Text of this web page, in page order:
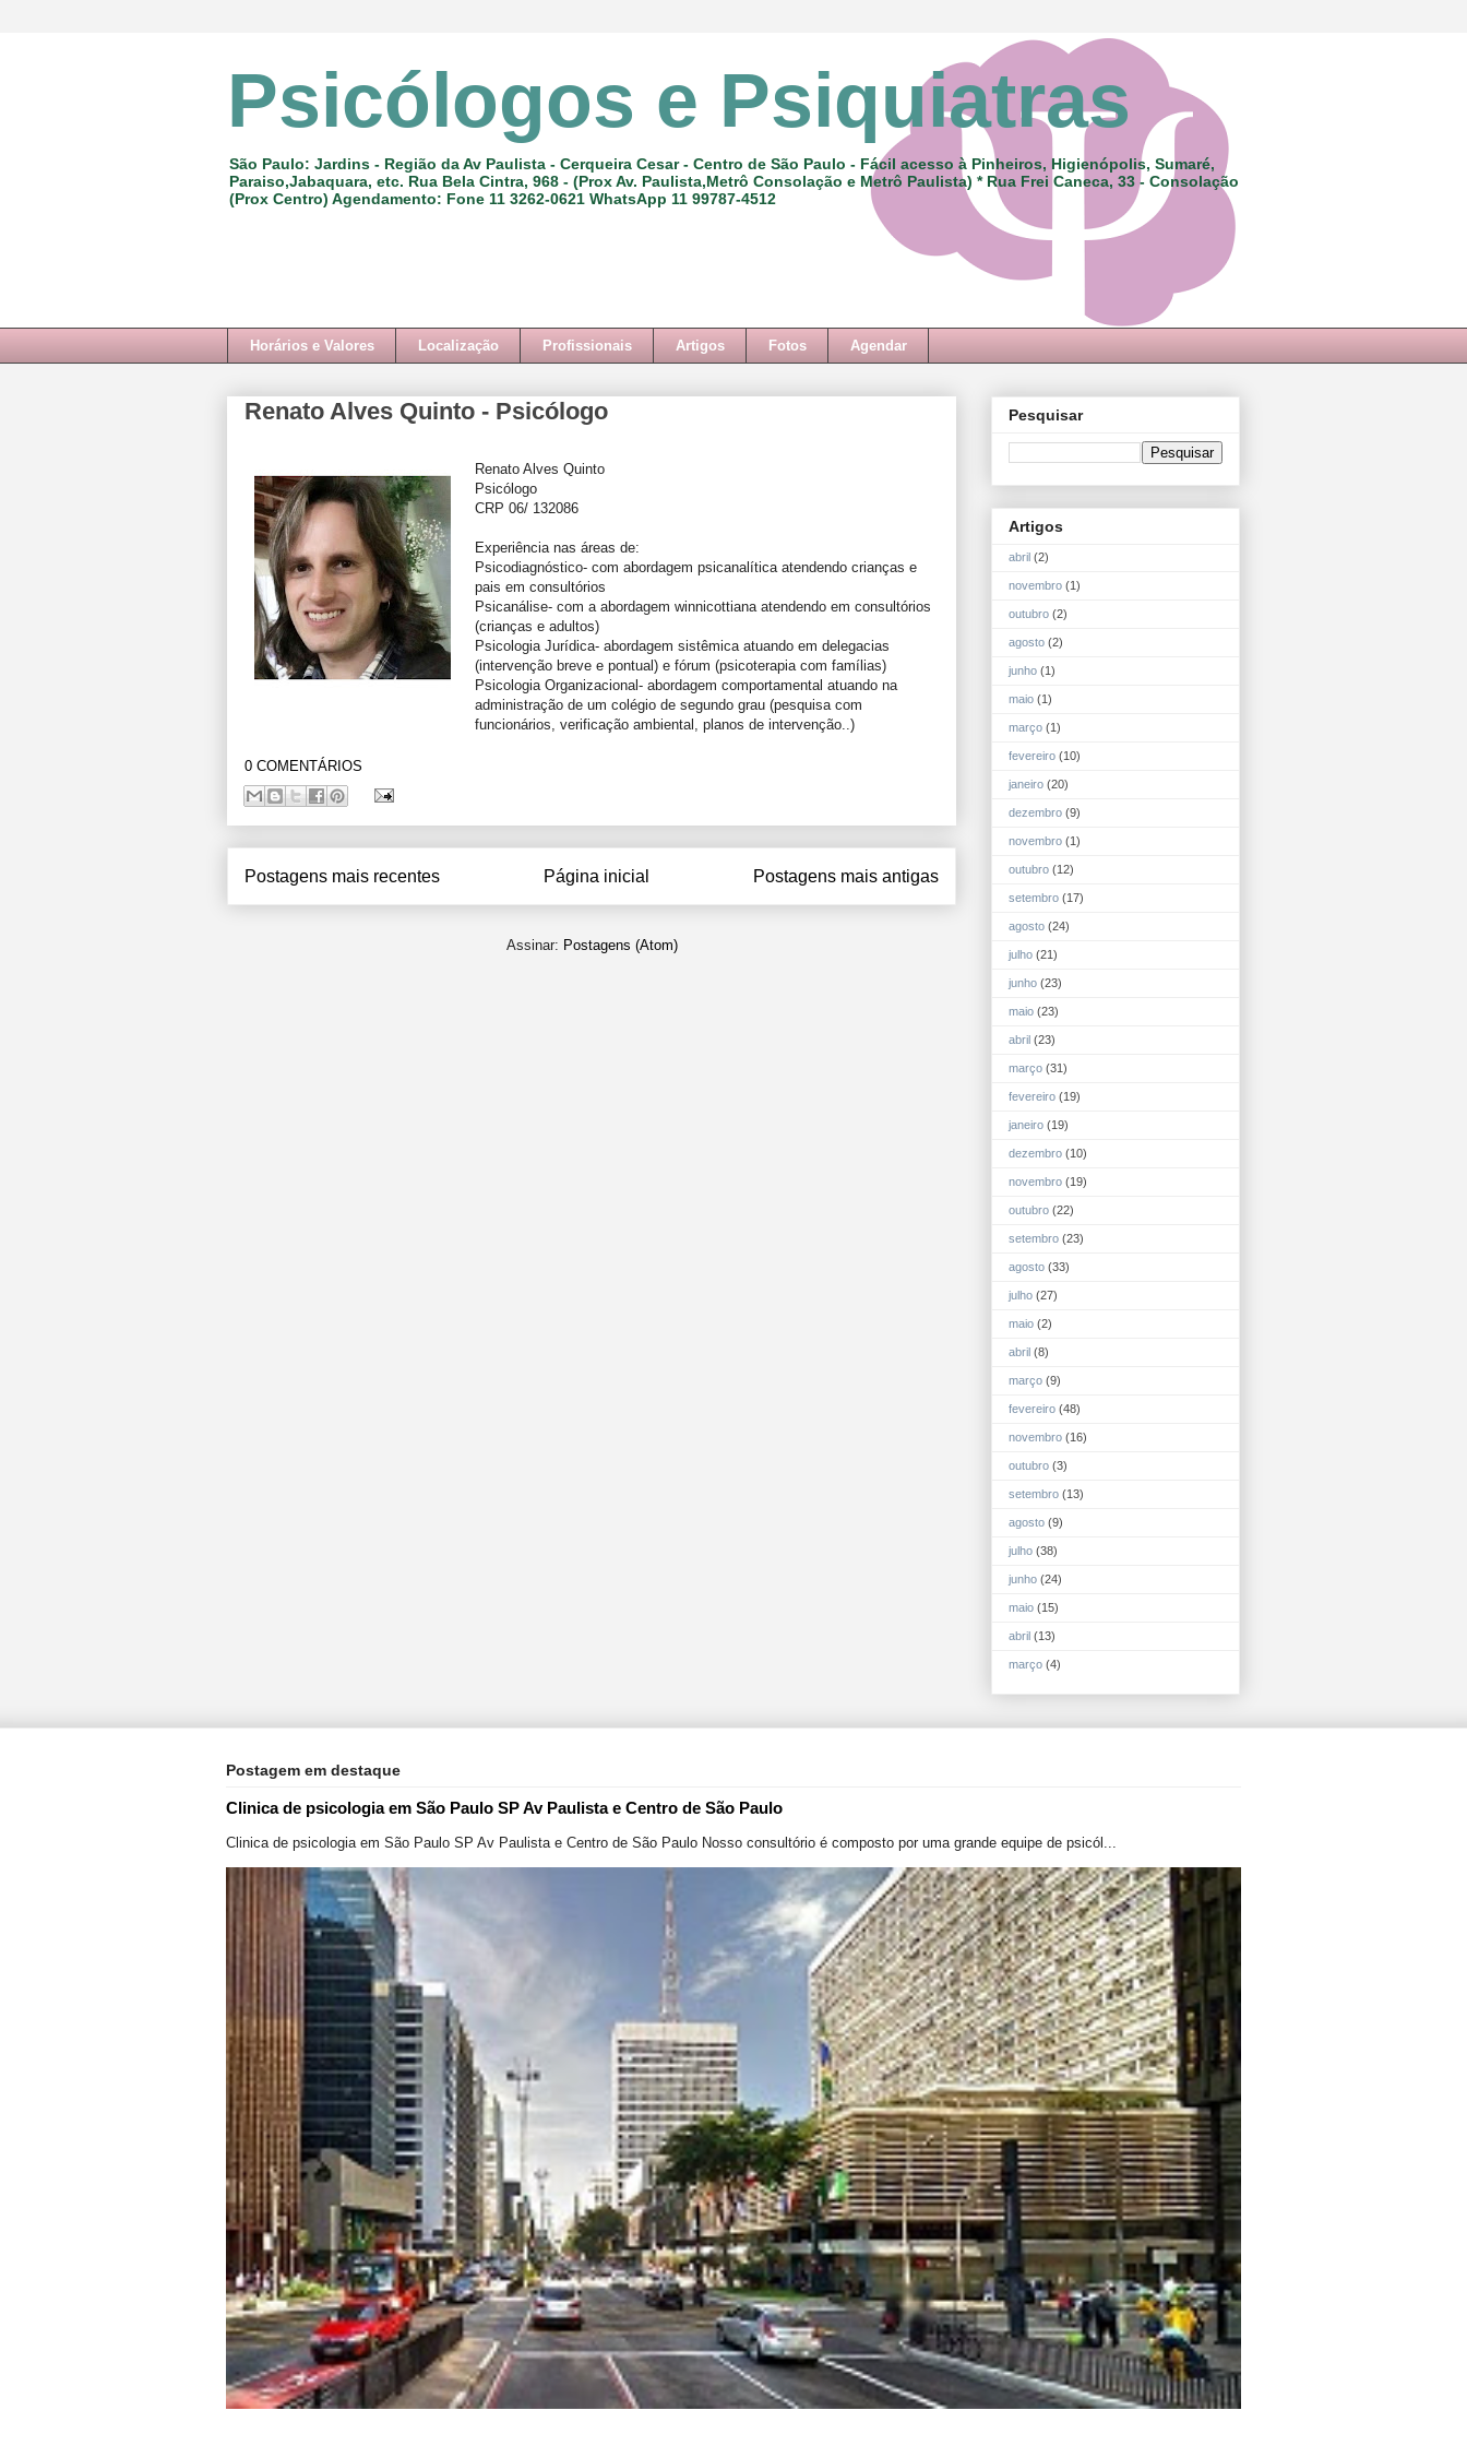
Psicólogos e Psiquiatras
São Paulo: Jardins - Região da Av Paulista - Cerqueira Cesar - Centro de São Paulo - Fácil acesso à Pinheiros, Higienópolis, Sumaré,
Paraiso,Jabaquara, etc. Rua Bela Cintra, 968 - (Prox Av. Paulista,Metrô Consolação e Metrô Paulista) * Rua Frei Caneca, 33 - Consolação
(Prox Centro) Agendamento: Fone 11 3262-0621 WhatsApp 11 99787-4512
Horários e Valores Localização Profissionais Artigos Fotos Agendar
Renato Alves Quinto - Psicólogo
Renato Alves Quinto
Psicólogo
CRP 06/ 132086
Experiência nas áreas de:
Psicodiagnóstico- com abordagem psicanalítica atendendo crianças e
pais em consultórios
Psicanálise- com a abordagem winnicottiana atendendo em consultórios
(crianças e adultos)
Psicologia Jurídica- abordagem sistêmica atuando em delegacias
(intervenção breve e pontual) e fórum (psicoterapia com famílias)
Psicologia Organizacional- abordagem comportamental atuando na
administração de um colégio de segundo grau (pesquisa com
funcionários, verificação ambiental, planos de intervenção..)
0 COMENTÁRIOS
Postagens mais recentes Postagens mais antigas
Página inicial
Assinar: Postagens (Atom)
Pesquisar
Artigos
abril (2)
novembro (1)
outubro (2)
agosto (2)
junho (1)
maio (1)
março (1)
fevereiro (10)
janeiro (20)
dezembro (9)
novembro (1)
outubro (12)
setembro (17)
agosto (24)
julho (21)
junho (23)
maio (23)
abril (23)
março (31)
fevereiro (19)
janeiro (19)
dezembro (10)
novembro (19)
outubro (22)
setembro (23)
agosto (33)
julho (27)
maio (2)
abril (8)
março (9)
fevereiro (48)
novembro (16)
outubro (3)
setembro (13)
agosto (9)
julho (38)
junho (24)
maio (15)
abril (13)
março (4)
Postagem em destaque
Clinica de psicologia em São Paulo SP Av Paulista e Centro de São Paulo
Clinica de psicologia em São Paulo SP Av Paulista e Centro de São Paulo Nosso consultório é composto por uma grande equipe de psicól...